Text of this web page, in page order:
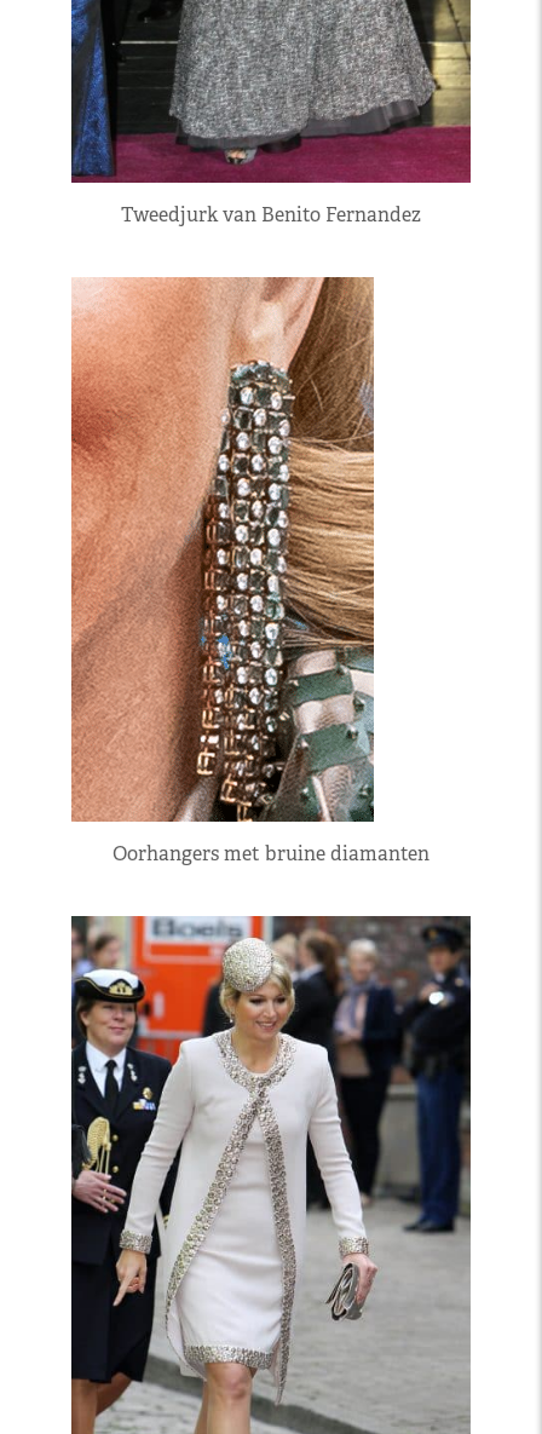
Tweedjurk van Benito Fernandez
Oorhangers met bruine diamanten